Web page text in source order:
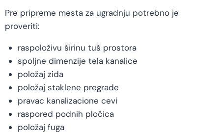
Pre pripreme mesta za ugradnju potrebno je
proveriti:
raspoloživu širinu tuš prostora
spoljne dimenzije tela kanalice
položaj zida
položaj staklene pregrade
pravac kanalizacione cevi
raspored podnih pločica
položaj fuga